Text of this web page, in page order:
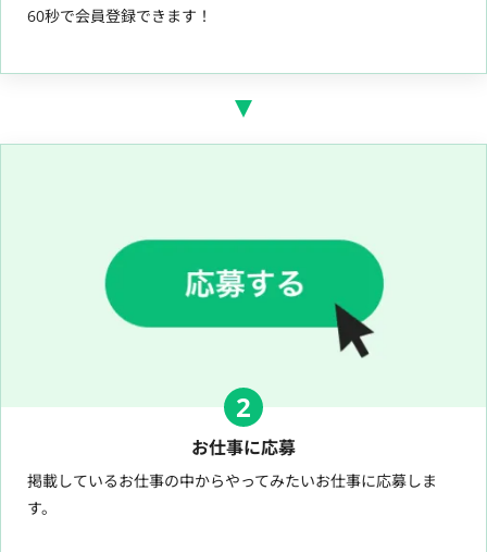
60秒で会員登録できます！
2
お仕事に応募
掲載しているお仕事の中からやってみたいお仕事に応募しま
す。